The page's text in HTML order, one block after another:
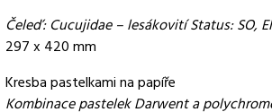
Čeleď: Cucujidae – lesákovití Status: SO,
297 x 420 mm
Kresba pastelkami na papíře
Kombinace pastelek Darwent a